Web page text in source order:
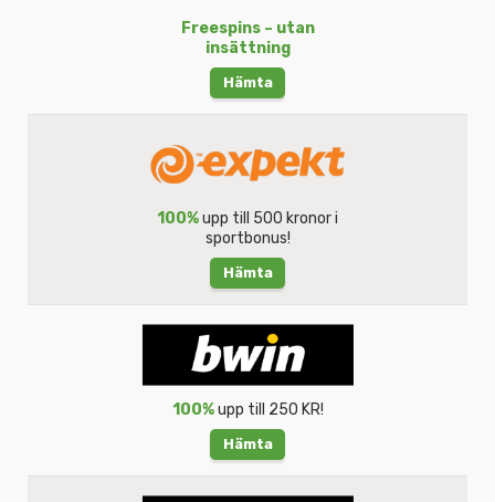
Freespins – utan
insättning
Hämta
100%upp till 500 kronor i
sportbonus!
Hämta
100%upp till 250 KR!
Hämta